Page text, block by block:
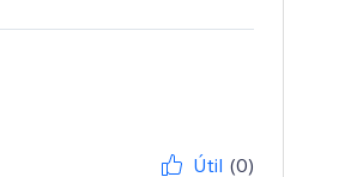
Útil (0)